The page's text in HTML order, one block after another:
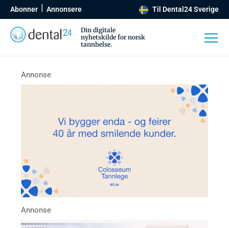
Abonner Annonsere Til Dental24 Sverige
Din digitale
nyhetskilde for norsk
tannhelse.